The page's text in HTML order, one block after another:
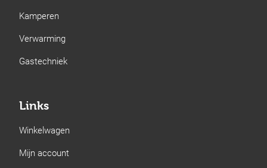
Kamperen
Verwarming
Gastechniek
Links
Winkelwagen
Mijn account